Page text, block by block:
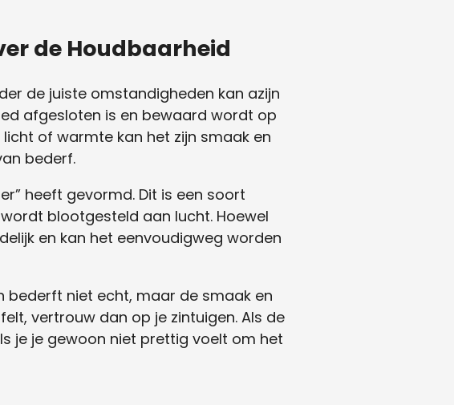
de Houdbaarheid
de juiste omstandigheden kan azijn
afgesloten is en bewaard wordt op
of warmte kan het zijn smaak en
bederf.
heeft gevormd. Dit is een soort
blootgesteld aan lucht. Hoewel
en kan het eenvoudigweg worden
bederft niet echt, maar de smaak en
vertrouw dan op je zintuigen. Als de
je je gewoon niet prettig voelt om het